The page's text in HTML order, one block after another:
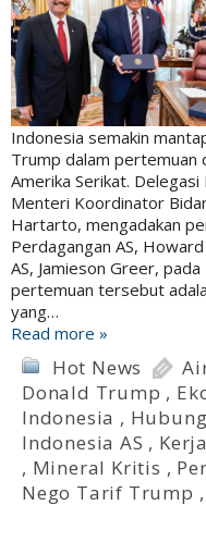
Indonesia semakin
Trump dalam pertemuan
Amerika Serikat.
Menteri Koordinator
Hartarto, mengadakan
Perdagangan AS,
AS, Jamieson Greer,
pertemuan tersebut
yang…
Read more »
Hot News
Donald Trump ,
Indonesia ,
Indonesia AS ,
, Mineral Kritis ,
Nego Tarif Trump ,